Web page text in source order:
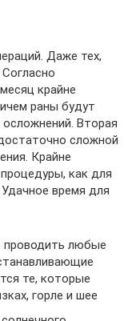
Даже тех,
крайне
раны будут
Вторая
сложной
Крайне
как для
время для
проводить любые
те, которые
горле и шее